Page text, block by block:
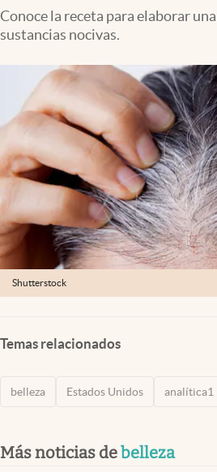
PC y mobile
Conoce la receta para elaborar
sustancias nocivas.
Shutterstock
Temas relacionados
belleza Estados Unidos analítica1
Más noticias debelleza